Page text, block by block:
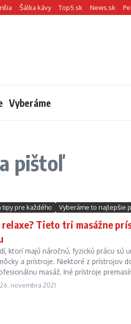
Šálka kávy Top5.sk News.sk
Vyberáme
pištoľ
tipy pre každého Vyberáme to najlepšie
Tieto tri masážne
ktorí majú náročnú, fyzickú prácu sú
a prístroje. Niektoré z prístrojov
masáž. Iné prístroje
26. novembra 2021